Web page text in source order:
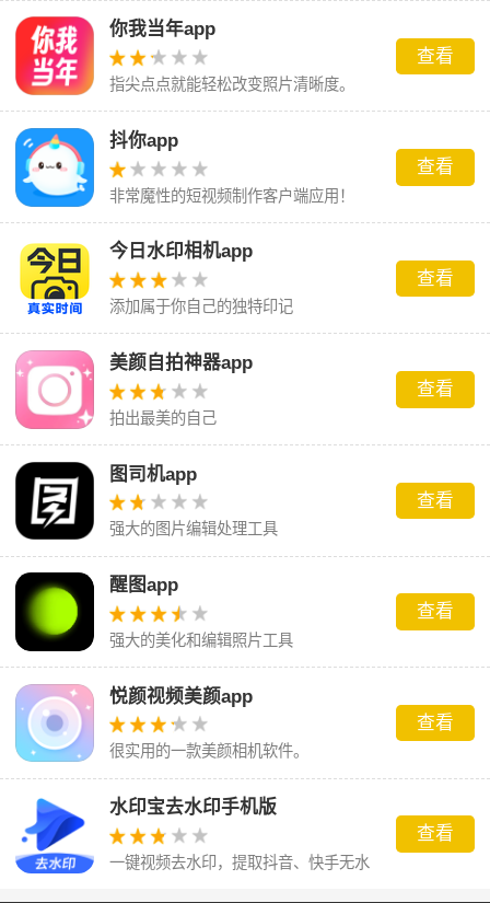
你我当年app
指尖点点就能轻松改变照片清晰度。
查看
抖你app
非常魔性的短视频制作客户端应用！
查看
今日水印相机app
添加属于你自己的独特印记
查看
美颜自拍神器app
拍出最美的自己
查看
图司机app
强大的图片编辑处理工具
查看
醒图app
强大的美化和编辑照片工具
查看
悦颜视频美颜app
很实用的一款美颜相机软件。
查看
水印宝去水印手机版
一键视频去水印，提取抖音、快手无水
查看